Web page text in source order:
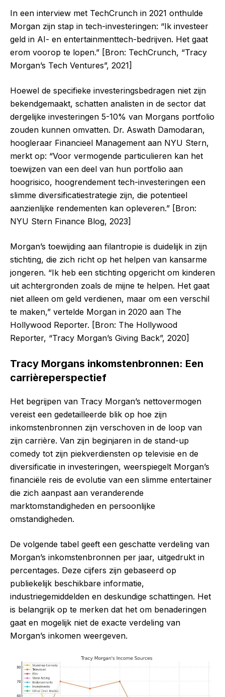
In een interview met TechCrunch in 2021 onthulde
Morgan zijn stap in tech-investeringen: “Ik investeer
geld in AI- en entertainmenttech-bedrijven. Het gaat
erom voorop te lopen.” [Bron: TechCrunch, “Tracy
Morgan’s Tech Ventures”, 2021]
Hoewel de specifieke investeringsbedragen niet zijn
bekendgemaakt, schatten analisten in de sector dat
dergelijke investeringen 5-10% van Morgans portfolio
zouden kunnen omvatten. Dr. Aswath Damodaran,
hoogleraar Financieel Management aan NYU Stern,
merkt op: “Voor vermogende particulieren kan het
toewijzen van een deel van hun portfolio aan
hoogrisico, hoogrendement tech-investeringen een
slimme diversificatiestrategie zijn, die potentieel
aanzienlijke rendementen kan opleveren.” [Bron:
NYU Stern Finance Blog, 2023]
Morgan’s toewijding aan filantropie is duidelijk in zijn
stichting, die zich richt op het helpen van kansarme
jongeren. “Ik heb een stichting opgericht om kinderen
uit achtergronden zoals de mijne te helpen. Het gaat
niet alleen om geld verdienen, maar om een verschil
te maken,” vertelde Morgan in 2020 aan The
Hollywood Reporter. [Bron: The Hollywood
Reporter, “Tracy Morgan’s Giving Back”, 2020]
Tracy Morgans inkomstenbronnen: Een
carrièreperspectief
Het begrijpen van Tracy Morgan’s nettovermogen
vereist een gedetailleerde blik op hoe zijn
inkomstenbronnen zijn verschoven in de loop van
zijn carrière. Van zijn beginjaren in de stand-up
comedy tot zijn piekverdiensten op televisie en de
diversificatie in investeringen, weerspiegelt Morgan’s
financiële reis de evolutie van een slimme entertainer
die zich aanpast aan veranderende
marktomstandigheden en persoonlijke
omstandigheden.
De volgende tabel geeft een geschatte verdeling van
Morgan’s inkomstenbronnen per jaar, uitgedrukt in
percentages. Deze cijfers zijn gebaseerd op
publiekelijk beschikbare informatie,
industriegemiddelden en deskundige schattingen. Het
is belangrijk op te merken dat het om benaderingen
gaat en mogelijk niet de exacte verdeling van
Morgan’s inkomen weergeven.